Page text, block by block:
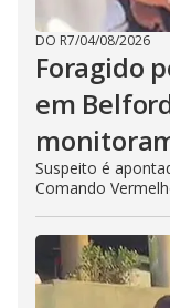
DO R7/04/08/2026
Foragido
em
Suspeito é
Comando